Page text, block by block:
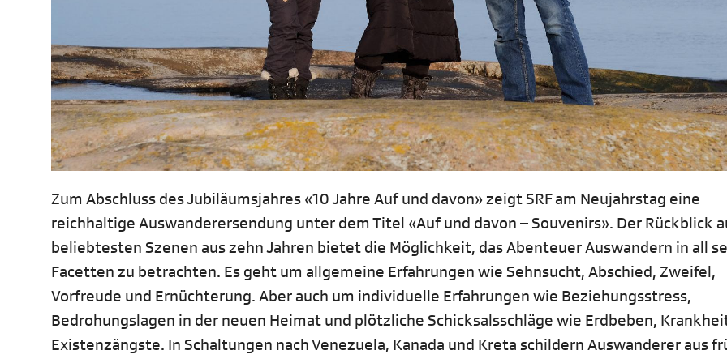
Zum Abschluss des Jubiläumsjahres «10 Jahre Auf und davon» zeigt SRF am Neujahrstag eine
reichhaltige Auswanderersendung unter dem Titel «Auf und davon – Souvenirs». Der Rückblick
beliebtesten Szenen aus zehn Jahren bietet die Möglichkeit, das Abenteuer Auswandern in all
Facetten zu betrachten. Es geht um allgemeine Erfahrungen wie Sehnsucht, Abschied, Zweifel,
Vorfreude und Ernüchterung. Aber auch um individuelle Erfahrungen wie Beziehungsstress,
Bedrohungslagen in der neuen Heimat und plötzliche Schicksalsschläge wie Erdbeben,
Existenzängste. In Schaltungen nach Venezuela, Kanada und Kreta schildern Auswanderer aus